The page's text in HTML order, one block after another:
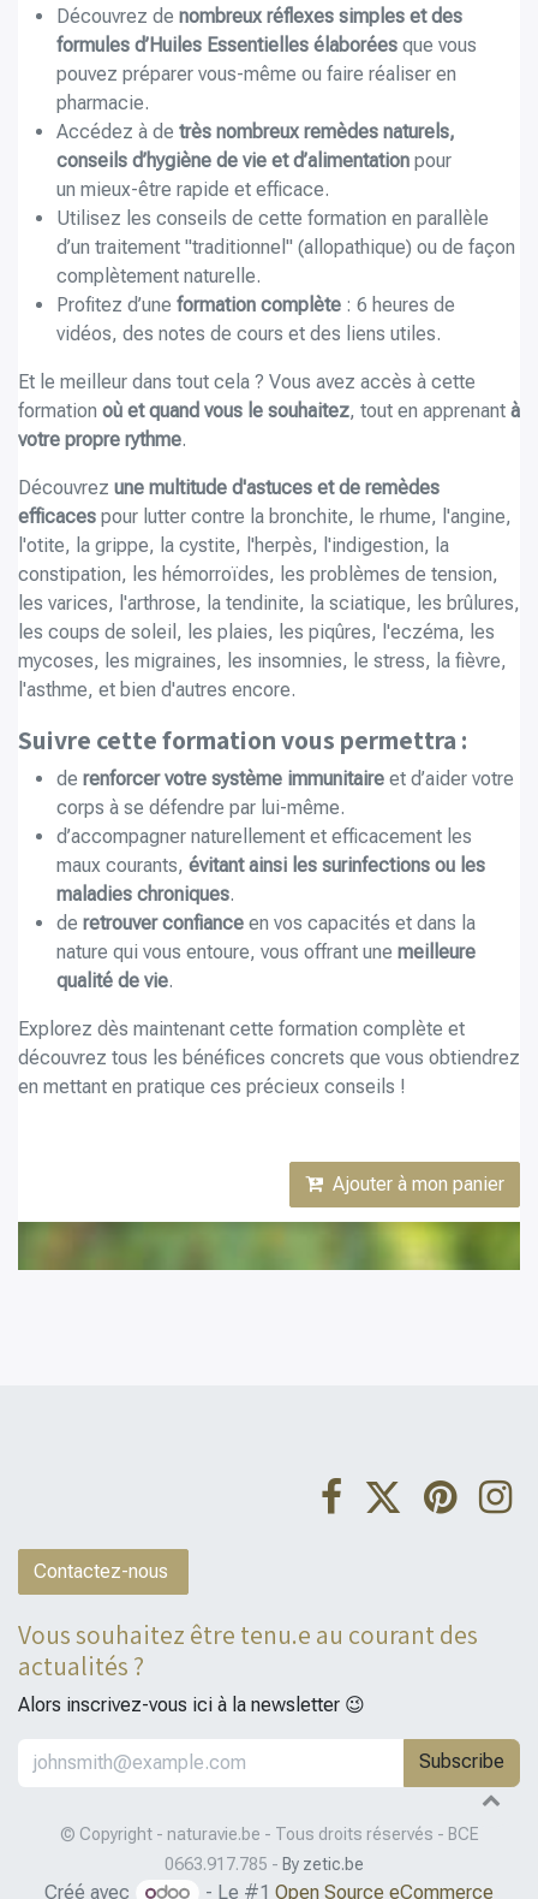
Découvrez de nombreux réflexes simples et des
formules d’Huiles Essentielles élaborées que vous
pouvez préparer vous-même ou faire réaliser en
pharmacie.
Accédez à de très nombreux remèdes naturels,
conseils d’hygiène de vie et d’alimentation pour
un mieux-être rapide et efficace.
Utilisez les conseils de cette formation en parallèle
d’un traitement "traditionnel" (allopathique) ou de façon
complètement naturelle.
Profitez d’une formation complète : 6 heures de
vidéos, des notes de cours et des liens utiles.
Et le meilleur dans tout cela ? Vous avez accès à cette
formation où et quand vous le souhaitez, tout en apprenant à
votre propre rythme.
Découvrez une multitude d'astuces et de remèdes
efficaces pour lutter contre la bronchite, le rhume, l'angine,
l'otite, la grippe, la cystite, l'herpès, l'indigestion, la
constipation, les hémorroïdes, les problèmes de tension,
les varices, l'arthrose, la tendinite, la sciatique, les brûlures,
les coups de soleil, les plaies, les piqûres, l'eczéma, les
mycoses, les migraines, les insomnies, le stress, la fièvre,
l'asthme, et bien d'autres encore.
Suivre cette formation vous permettra :
de renforcer votre système immunitaire et d’aider votre
corps à se défendre par lui-même.
d’accompagner naturellement et efficacement les
maux courants, évitant ainsi les surinfections ou les
maladies chroniques.
de retrouver confiance en vos capacités et dans la
nature qui vous entoure, vous offrant une meilleure
qualité de vie.
Explorez dès maintenant cette formation complète et
découvrez tous les bénéfices concrets que vous obtiendrez
en mettant en pratique ces précieux conseils !
Ajouter à mon panier
Contactez-nous
Vous souhaitez être tenu.e au courant des
actualités ?
Alors inscrivez-vous ici à la newsletter 😉
Subscribe
© Copyright - naturavie.be - Tous droits réservés - BCE
0663.917.785 - By zetic.be
Créé avec - Le #1 Open Source eCommerce